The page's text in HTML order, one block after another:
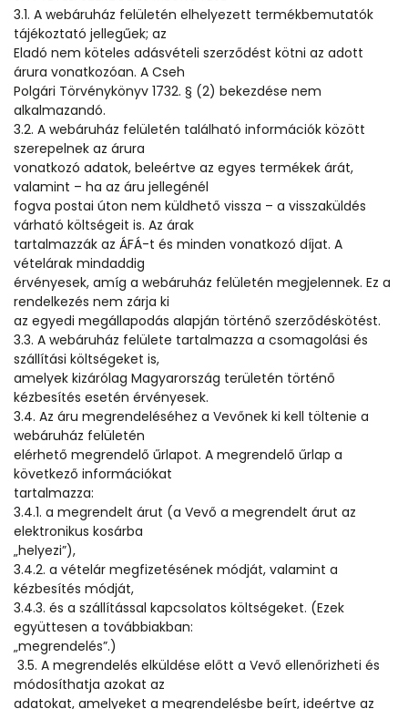
3.1. A webáruház felületén elhelyezett termékbemutatók
tájékoztató jellegűek; az
Eladó nem köteles adásvételi szerződést kötni az adott
árura vonatkozóan. A Cseh
Polgári Törvénykönyv 1732. § (2) bekezdése nem
alkalmazandó.
3.2. A webáruház felületén található információk között
szerepelnek az árura
vonatkozó adatok, beleértve az egyes termékek árát,
valamint – ha az áru jellegénél
fogva postai úton nem küldhető vissza – a visszaküldés
várható költségeit is. Az árak
tartalmazzák az ÁFÁ-t és minden vonatkozó díjat. A
vételárak mindaddig
érvényesek, amíg a webáruház felületén megjelennek. Ez a
rendelkezés nem zárja ki
az egyedi megállapodás alapján történő szerződéskötést.
3.3. A webáruház felülete tartalmazza a csomagolási és
szállítási költségeket is,
amelyek kizárólag Magyarország területén történő
kézbesítés esetén érvényesek.
3.4. Az áru megrendeléséhez a Vevőnek ki kell töltenie a
webáruház felületén
elérhető megrendelő űrlapot. A megrendelő űrlap a
következő információkat
tartalmazza:
3.4.1. a megrendelt árut (a Vevő a megrendelt árut az
elektronikus kosárba
„helyezi”),
3.4.2. a vételár megfizetésének módját, valamint a
kézbesítés módját,
3.4.3. és a szállítással kapcsolatos költségeket. (Ezek
együttesen a továbbiakban:
„megrendelés”.)
3.5. A megrendelés elküldése előtt a Vevő ellenőrizheti és
módosíthatja azokat az
adatokat, amelyeket a megrendelésbe beírt, ideértve az